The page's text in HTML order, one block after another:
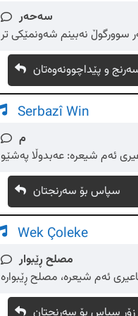
سەحەر
سوورگوڵ نەبینم شەونمێکی تر
و پێداچوونەوەتان
Serbazî Win
م
سپاس بۆ سەرنجتان
Wek Çoleke
مصلح ڕێبوار